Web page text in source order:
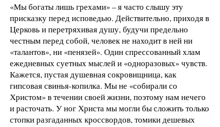
«Мы богаты лишь грехами» – я часто слышу эту
присказку перед исповедью. Действительно, приходя в
Церковь и перетряхивая душу, будучи предельно
честным перед собой, человек не находит в ней ни
«талантов», ни «пенязей». Один спрессованный хлам
ежедневных суетных мыслей и «одноразовых» чувств.
Кажется, пустая душевная сокровищница, как
гипсовая свинья-копилка. Мы не «собирали со
Христом» в течении своей жизни, поэтому нам нечего
и расточать. У ног Христа мы могли бы сложить только
стопки разгаданных кроссвордов, томики дешевых